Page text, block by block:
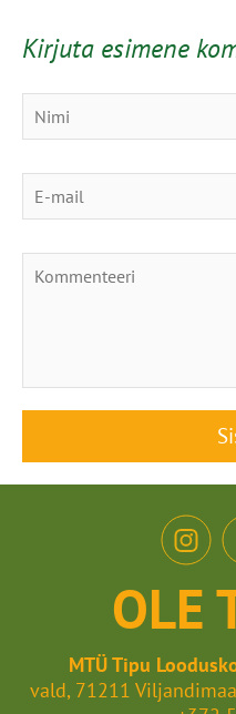
Kirjuta esimene
OLE
MTÜ Tipu
vald, 71211